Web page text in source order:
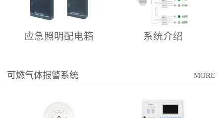
应急照明配电箱 系统介绍
可燃气体报警系统 MORE